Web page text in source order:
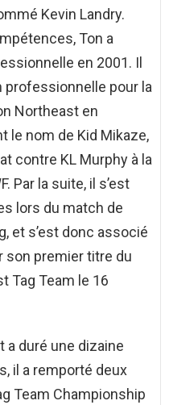
Kevin Landry.
Ton a
en 2001. Il
professionnelle pour la
Northeast en
le nom de Kid Mikaze,
contre KL Murphy à la
Par la suite, il s’est
lors du match de
et s’est donc associé
son premier titre du
Tag Team le 16
a duré une dizaine
il a remporté deux
Team Championship